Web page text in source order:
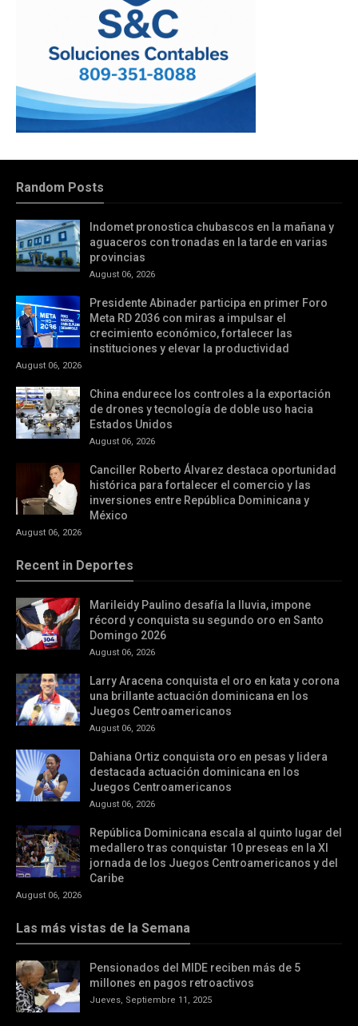
Random Posts
Indomet pronostica chubascos en la mañana y
aguaceros con tronadas en la tarde en varias
provincias
August 06, 2026
Presidente Abinader participa en primer Foro
Meta RD 2036 con miras a impulsar el
crecimiento económico, fortalecer las
instituciones y elevar la productividad
August 06, 2026
China endurece los controles a la exportación
de drones y tecnología de doble uso hacia
Estados Unidos
August 06, 2026
Canciller Roberto Álvarez destaca oportunidad
histórica para fortalecer el comercio y las
inversiones entre República Dominicana y
México
August 06, 2026
Recent in Deportes
Marileidy Paulino desafía la lluvia, impone
récord y conquista su segundo oro en Santo
Domingo 2026
August 06, 2026
Larry Aracena conquista el oro en kata y corona
una brillante actuación dominicana en los
Juegos Centroamericanos
August 06, 2026
Dahiana Ortiz conquista oro en pesas y lidera
destacada actuación dominicana en los
Juegos Centroamericanos
August 06, 2026
República Dominicana escala al quinto lugar del
medallero tras conquistar 10 preseas en la XI
jornada de los Juegos Centroamericanos y del
Caribe
August 06, 2026
Las más vistas de la Semana
Pensionados del MIDE reciben más de 5
millones en pagos retroactivos
Jueves, Septiembre 11, 2025